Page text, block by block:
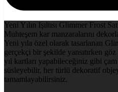
Yeni Yılın Işıltısı Glimmer Frost
Muhteşem kar manzaralarını
Yeni yıla özel olarak tasarlanan
gerçekçi bir şekilde yansıtırken göz
yıl kartları yapabileceğiniz gibi
süsleyebilir, her türlü dekoratif
tamamlayabilirsiniz.